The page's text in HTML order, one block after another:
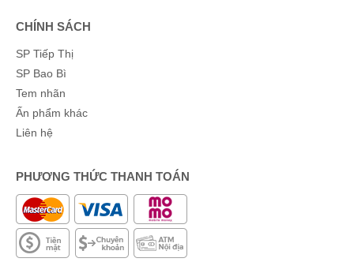
CHÍNH SÁCH
SP Tiếp Thị
SP Bao Bì
Tem nhãn
Ấn phẩm khác
Liên hệ
PHƯƠNG THỨC THANH TOÁN